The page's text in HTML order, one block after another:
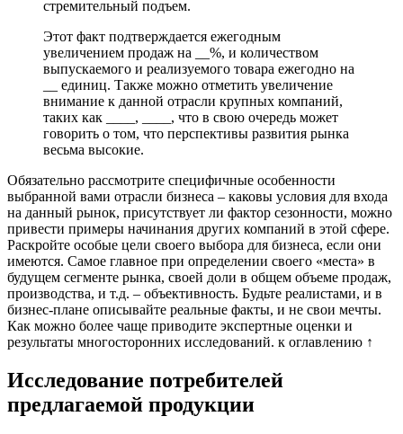
стремительный подъем.
Этот факт подтверждается ежегодным
увеличением продаж на __%, и количеством
выпускаемого и реализуемого товара ежегодно на
__ единиц. Также можно отметить увеличение
внимание к данной отрасли крупных компаний,
таких как ____, ____, что в свою очередь может
говорить о том, что перспективы развития рынка
весьма высокие.
Обязательно рассмотрите специфичные особенности
выбранной вами отрасли бизнеса – каковы условия для входа
на данный рынок, присутствует ли фактор сезонности, можно
привести примеры начинания других компаний в этой сфере.
Раскройте особые цели своего выбора для бизнеса, если они
имеются. Самое главное при определении своего «места» в
будущем сегменте рынка, своей доли в общем объеме продаж,
производства, и т.д. – объективность. Будьте реалистами, и в
бизнес-плане описывайте реальные факты, и не свои мечты.
Как можно более чаще приводите экспертные оценки и
результаты многосторонних исследований. к оглавлению ↑
Исследование потребителей
предлагаемой продукции